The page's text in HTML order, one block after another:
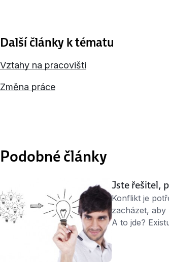
Další články k tématu
Vztahy na pracovišti
Změna práce
Podobné články
Jste řešitel,
Konflikt je
zacházet, aby
A to jde?